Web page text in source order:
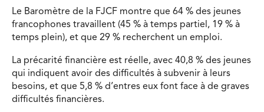
Le Baromètre de la FJCF montre que 64 % des jeunes
francophones travaillent (45 % à temps partiel, 19 % à
temps plein), et que 29 % recherchent un emploi.
La précarité financière est réelle, avec 40,8 % des jeunes
qui indiquent avoir des difficultés à subvenir à leurs
besoins, et que 5,8 % d’entres eux font face à de graves
difficultés financières.